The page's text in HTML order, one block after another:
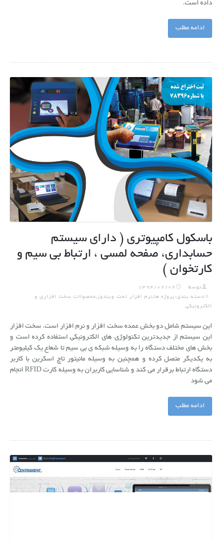
داده است.
ادامه مطلب
باسکول کامپیوتری ( دارای سیستم
حسابداری، صفحه لمسی ، ارتباط بی سیم و
کارتخوان )
توسط
1394/02/02
دسته بندی:پروژه ها,نرم افزار تحت ویندوز,محصولات سخت افزاری و
الکترونیکی
این سیستم شامل دو بخش عمده سخت افزار و نرم افزار است. سخت افزار
این سیستم از جدیدترین تکنولوژی های الکترونیکی استفاده کرده است و
بخش های مختلف دستگاه را به وسیله شبکه ی بی سیم تا شعاع یک کیلیومتر
به یکدیگر متصل کرده و همچنین به وسیله مانیتور تاچ اسکرین با کاربر
دستگاه ارتباط برقرار می کند و شناسایی کاربران به وسیله کارت RFID انجام
می شود
ادامه مطلب